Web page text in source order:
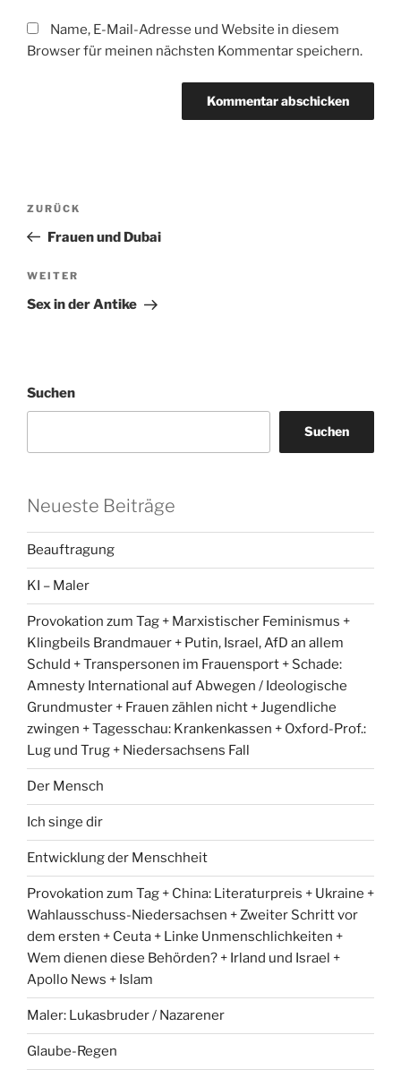
Name, E-Mail-Adresse und Website in diesem
Browser für meinen nächsten Kommentar speichern.
Beitragsnavigation
Vorheriger
Beitrag
ZURÜCK
Frauen und Dubai
Nächster
Beitrag
WEITER
Sex in der Antike
Suchen
Suchen
Neueste Beiträge
Beauftragung
KI – Maler
Provokation zum Tag + Marxistischer Feminismus +
Klingbeils Brandmauer + Putin, Israel, AfD an allem
Schuld + Transpersonen im Frauensport + Schade:
Amnesty International auf Abwegen / Ideologische
Grundmuster + Frauen zählen nicht + Jugendliche
zwingen + Tagesschau: Krankenkassen + Oxford-Prof.:
Lug und Trug + Niedersachsens Fall
Der Mensch
Ich singe dir
Entwicklung der Menschheit
Provokation zum Tag + China: Literaturpreis + Ukraine +
Wahlausschuss-Niedersachsen + Zweiter Schritt vor
dem ersten + Ceuta + Linke Unmenschlichkeiten +
Wem dienen diese Behörden? + Irland und Israel +
Apollo News + Islam
Maler: Lukasbruder / Nazarener
Glaube-Regen